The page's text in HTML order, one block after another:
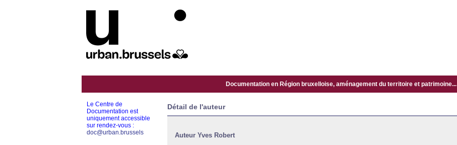
Documentation en Région bruxelloise, aménagement du territoire et patrimoine...
Détail de l'auteur
Auteur Yves Robert
Le Centre de
Documentation est
uniquement accessible
sur rendez-vous :
doc@urban.brussels